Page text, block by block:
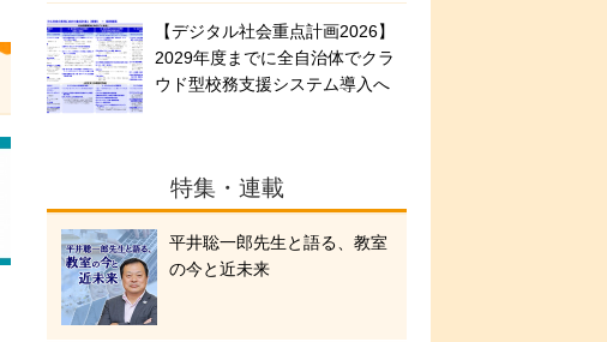
【デジタル社会重点計画2026】
2029年度までに全自治体でクラ
ウド型校務支援システム導入へ
特集・連載
平井聡一郎先生と語る、教室
の今と近未来